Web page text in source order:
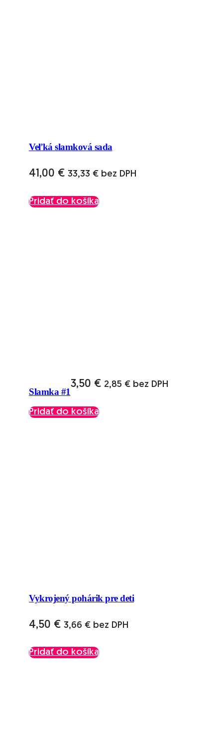
Veľká slamková sada
41,00 € 33,33 € bez DPH
Pridať do košíka
Slamka #1
3,50 € 2,85 €bez DPH
Pridať do košíka
Vykrojený pohárik pre deti
4,50 € 3,66 € bez DPH
Pridať do košíka